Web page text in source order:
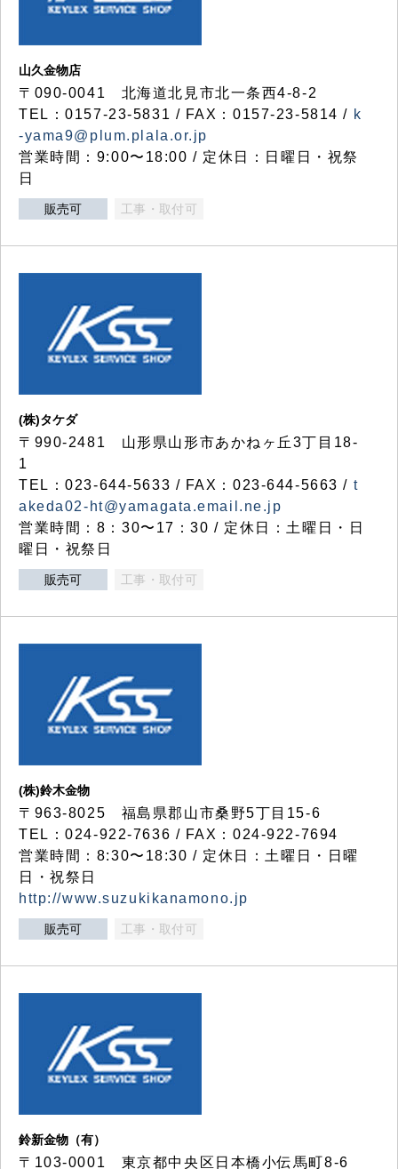
山久金物店
〒090-0041 北海道北見市北一条西4-8-2
TEL：0157-23-5831 / FAX：0157-23-5814 / k
-yama9@plum.plala.or.jp
営業時間：9:00〜18:00 / 定休日：日曜日・祝祭
日
販売可 工事・取付可
(株)タケダ
〒990-2481 山形県山形市あかねヶ丘3丁目18-
1
TEL：023-644-5633 / FAX：023-644-5663 / t
akeda02-ht@yamagata.email.ne.jp
営業時間：8：30〜17：30 / 定休日：土曜日・日
曜日・祝祭日
販売可 工事・取付可
(株)鈴木金物
〒963-8025 福島県郡山市桑野5丁目15-6
TEL：024-922-7636 / FAX：024-922-7694
営業時間：8:30〜18:30 / 定休日：土曜日・日曜
日・祝祭日
http://www.suzukikanamono.jp
販売可 工事・取付可
鈴新金物（有）
〒103-0001 東京都中央区日本橋小伝馬町8-6